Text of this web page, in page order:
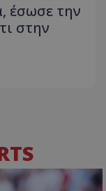
έσωσε την
στην